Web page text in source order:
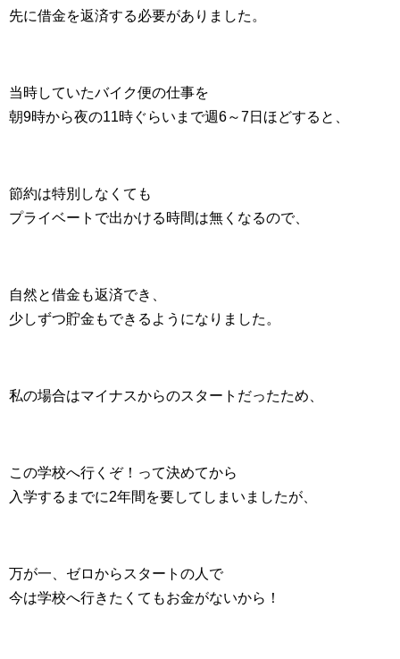
先に借金を返済する必要がありました。
当時していたバイク便の仕事を
朝9時から夜の11時ぐらいまで週6～7日ほどすると、
節約は特別しなくても
プライベートで出かける時間は無くなるので、
自然と借金も返済でき、
少しずつ貯金もできるようになりました。
私の場合はマイナスからのスタートだったため、
この学校へ行くぞ！って決めてから
入学するまでに2年間を要してしまいましたが、
万が一、ゼロからスタートの人で
今は学校へ行きたくてもお金がないから！